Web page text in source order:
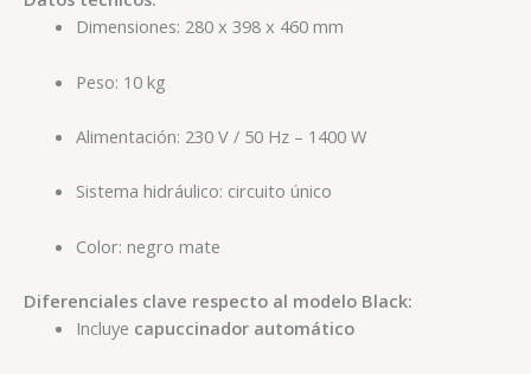
Dimensiones: 280 x 398 x 460 mm
Peso: 10 kg
Alimentación: 230 V / 50 Hz – 1400 W
Sistema hidráulico: circuito único
Color: negro mate
Diferenciales clave respecto al modelo Black:
Incluye capuccinador automático